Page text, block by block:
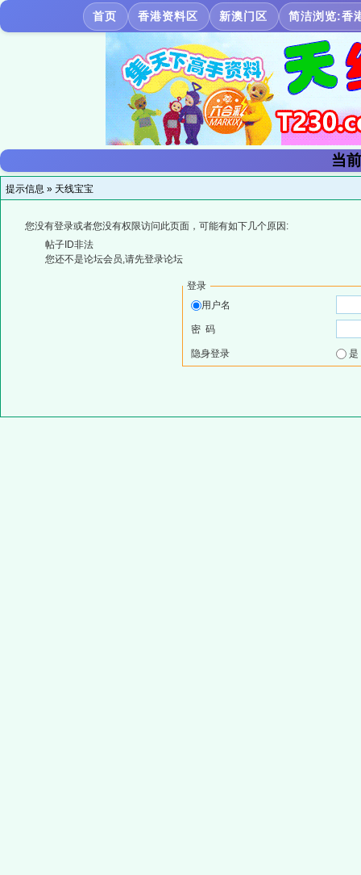
首页 香港资料区 新澳门区 简洁浏览:香
当
提示信息 » 天线宝宝
您没有登录或者您没有权限访问此页面，可能有如下几个原因:
帖子ID非法
您还不是论坛会员,请先登录论坛
登录
用户名
密 码
隐身登录